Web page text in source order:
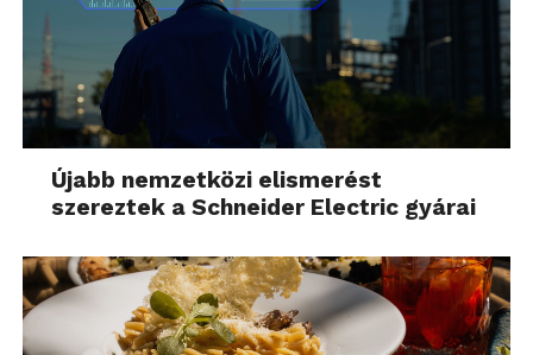
Újabb nemzetközi elismerést
szereztek a Schneider Electric gyárai